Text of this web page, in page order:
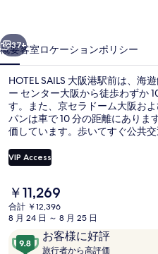
の
写
真
ギ
ャ
ラ
ー
37+
概要客室ロケーションポリシー
HOTEL SAILS 大阪港駅前は、海
ー センター大阪から徒歩わずか
す。また、京セラドーム大阪お
パンは車で 10 分の距離にありま
価しています。歩いてすぐ公共
VIP Access
現
在
の
金
￥11,269
合計 ￥12,396
8 月 24 日 ～ 8 月 25 日
口
コ
お客様に好評
10
段
旅行者から高評価